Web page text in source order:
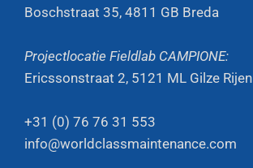
Boschstraat 35, 4811 GB Breda
Projectlocatie Fieldlab CAMPIONE:
Ericssonstraat 2, 5121 ML Gilze Rijen
+31 (0) 76 76 31 553
info@worldclassmaintenance.com